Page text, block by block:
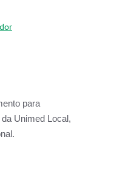
para
da Unimed Local,